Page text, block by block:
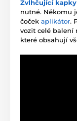
Zvlhčující kapky
nutné. Někomu
čoček aplikátor.
vozit celé balení
které obsahují